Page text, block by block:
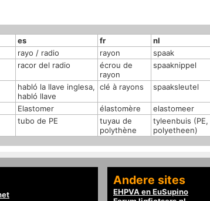
es fr nl
rayo / radio rayon spaak
racor del radio
écrou de
rayon
spaaknippel
habló la llave inglesa,
habló llave
clé à rayons spaaksleutel
Elastomer élastomère elastomeer
tubo de PE
tuyau de
polythène
tyleenbuis (PE,
polyetheen)
Andere sites
EHPVA en EuSupino